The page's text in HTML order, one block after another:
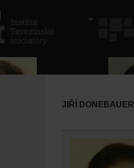
JIŘÍ DONEBAUER